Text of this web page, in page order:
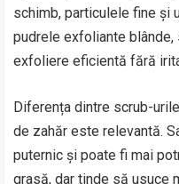
schimb, particulele fine și
pudrele exfoliante
exfoliere eficientă fără
Diferența dintre scrub-
de zahăr este relevantă.
puternic și poate fi mai
grasă, dar tinde să usuce